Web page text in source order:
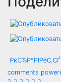
comments